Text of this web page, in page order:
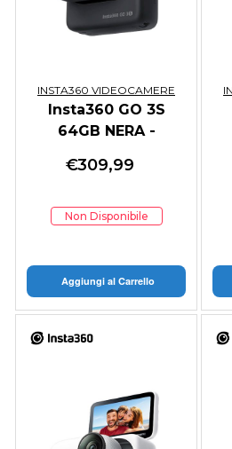
INSTA360 VIDEOCAMERE
Insta360 GO 3S
64GB NERA -
€309,99
Non Disponibile
Aggiungi al Carrello